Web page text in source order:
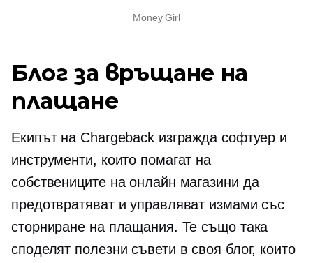
Money Girl
Блог за връщане на
плащане
Екипът на Chargeback изгражда софтуер и
инструменти, които помагат на
собствениците на онлайн магазини да
предотвратяват и управляват измами със
сторниране на плащания. Те също така
споделят полезни съвети в своя блог, които